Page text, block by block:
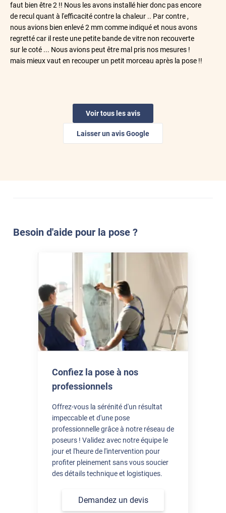
faut bien être 2 !! Nous les avons installé hier donc pas encore
de recul quant à l'efficacité contre la chaleur .. Par contre ,
nous avions bien enlevé 2 mm comme indiqué et nous avons
regretté car il reste une petite bande de vitre non recouverte
sur le coté ... Nous avions peut être mal pris nos mesures !
mais mieux vaut en recouper un petit morceau après la pose !!
L'efficacité du produit ,,!
Il y a 2 jours
Top produit et tjs de bonne qualité. Service au top
Il y a 3 jours
très bien emballé et rapide. j'aurai besoin de conseils pour
découper le film (tutoriel)
Il y a 3 jours
*****
La possiblité de commande à la découpe, les conseils de pose,
les réponses déjà apportées selon les défauts après la après la
cellier avec une fenêtre sans volet, plein soleil l'après midi, et
avec le film c'est incroyable la différence de température et de
ressenti ! Merci
Il y a 3 jours
Voir tous les avis
Laisser un avis Google
Besoin d'aide pour la pose ?
Confiez la pose à nos
professionnels
Offrez-vous la sérénité d'un résultat
impeccable et d'une pose
professionnelle grâce à notre réseau de
poseurs ! Validez avec notre équipe le
jour et l'heure de l'intervention pour
profiter pleinement sans vous soucier
des détails technique et logistiques.
Demandez un devis